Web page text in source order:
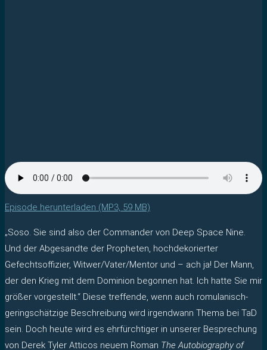
Episode herunterladen (MP3, 59 MB)
„Soso. Sie sind also der Commander von Deep Space Nine.
Und der Abgesandte der Propheten, hochdekorierter
Gefechtsoffizier, Witwer/Vater/Mentor und – ach ja! Der Mann,
der den Krieg mit dem Dominion begonnen hat. Ich hatte Sie mir
größer vorgestellt.“ Diese treffende, wenn auch romulanisch-
geringschätzige Beschreibung wird irgendwann Thema bei TaD
sein. Doch heute wird es ehrfürchtiger in unserer Besprechung
von Derek Tyler Atticos neuem Roman The Autobiography of